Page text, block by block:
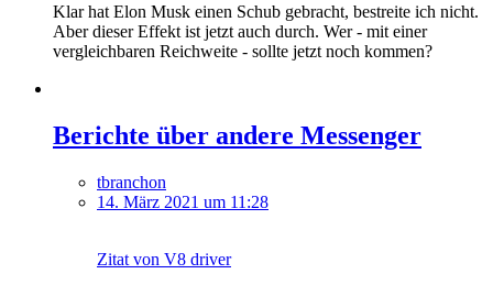
Klar hat Elon Musk einen Schub gebracht, bestreite ich nicht.
Aber dieser Effekt ist jetzt auch durch. Wer - mit einer
vergleichbaren Reichweite - sollte jetzt noch kommen?
Berichte über andere Messenger
tbranchon
14. März 2021 um 11:28
Zitat von V8 driver